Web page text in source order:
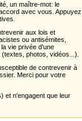
un maître-mot: le
avec vous. Appuyez
aux lois et
ou antisémites,
vie privée d'une
photos, vidéos...).
de contrevenir à
Merci pour votre
et n'engagent que leur